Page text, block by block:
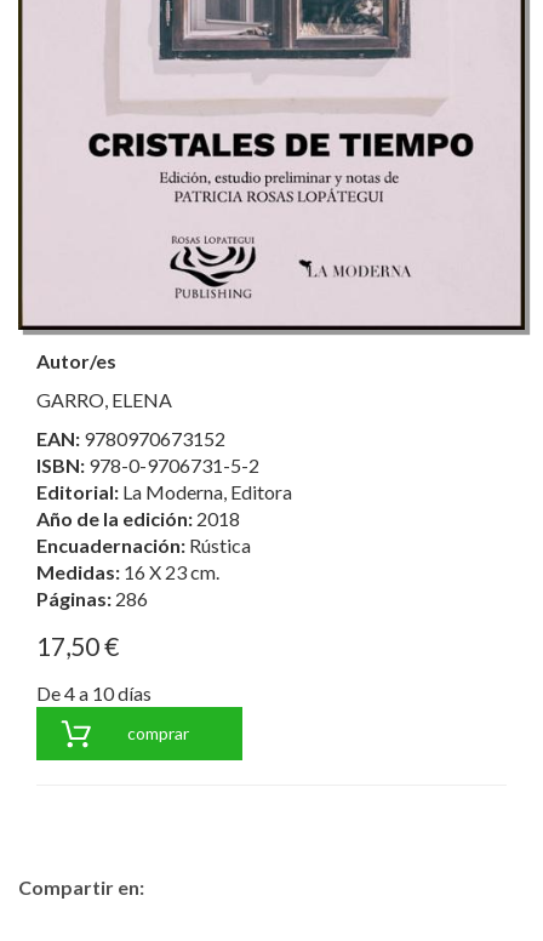
Autor/es
GARRO, ELENA
EAN: 9780970673152
ISBN: 978-0-9706731-5-2
Editorial: La Moderna, Editora
Año de la edición: 2018
Encuadernación: Rústica
Medidas: 16 X 23 cm.
Páginas: 286
17,50 €
De 4 a 10 días
comprar
Compartir en: